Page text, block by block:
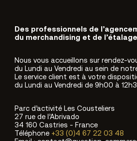
Des professionnels de
du merchandising et de
Nous vous accueillons sur rendez-
du Lundi au Vendredi au sein de
Le service client est à votre
du Lundi au Vendredi de 9h00 à
Parc d’activité Les Cousteliers
27 rue de l’Abrivado
34 160 Castries - France
Téléphone +33 (0)4 67 22 03 48